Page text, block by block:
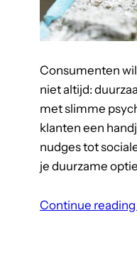
Consumenten
niet altijd:
met slimme
klanten een
nudges tot
je duurzame
Continue